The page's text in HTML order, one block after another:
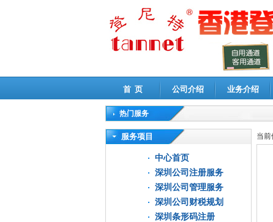
首 页 公司介绍 业务介绍
热门服务
高新技术企业认定审计|企业所得税汇算清缴申
服务项目
中心首页
深圳公司注册服务
深圳公司管理服务
深圳公司财税规划
深圳条形码注册
当前